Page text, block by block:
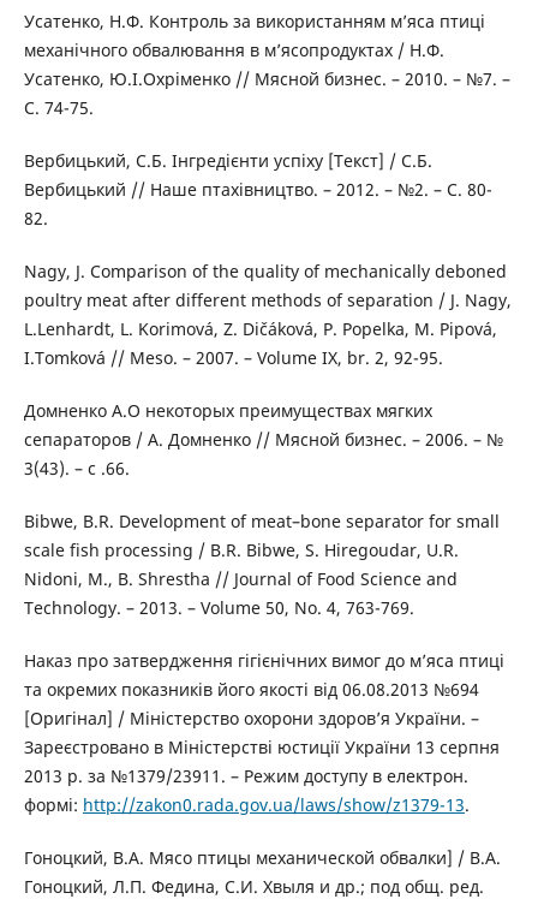
Усатенко, Н.Ф. Контроль за використанням м’яса птиці
механічного обвалювання в м’ясопродуктах / Н.Ф.
Усатенко, Ю.І.Охріменко // Мясной бизнес. – 2010. – №7. –
С. 74-75.
Вербицький, С.Б. Інгредієнти успіху [Текст] / С.Б.
Вербицький // Наше птахівництво. – 2012. – №2. – С. 80-
82.
Nagy, J. Comparison of the quality of mechanically deboned
poultry meat after different methods of separation / J. Nagy,
L.Lenhardt, L. Korimová, Z. Dičáková, P. Popelka, M. Pipová,
I.Tomková // Meso. – 2007. – Volume IX, br. 2, 92-95.
Домненко А.О некоторых преимуществах мягких
сепараторов / А. Домненко // Мясной бизнес. – 2006. – №
3(43). – с .66.
Bibwe, B.R. Development of meat–bone separator for small
scale fish processing / B.R. Bibwe, S. Hiregoudar, U.R.
Nidoni, M., B. Shrestha // Journal of Food Science and
Technology. – 2013. – Volume 50, No. 4, 763-769.
Наказ про затвердження гігієнічних вимог до м’яса птиці
та окремих показників його якості від 06.08.2013 №694
[Оригінал] / Міністерство охорони здоров’я України. –
Зареєстровано в Міністерстві юстиції України 13 серпня
2013 р. за №1379/23911. – Режим доступу в електрон.
формі: http://zakon0.rada.gov.ua/laws/show/z1379-13.
Гоноцкий, В.А. Мясо птицы механической обвалки] / В.А.
Гоноцкий, Л.П. Федина, С.И. Хвыля и др.; под общ. ред.